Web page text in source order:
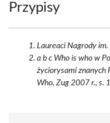
Przypisy
Laureaci Nagrody
a b c Who is who w
życiorysami znanych
Who, Zug 2007 r., s.